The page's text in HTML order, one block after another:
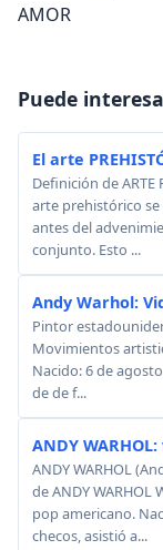
AMOR
Puede
El arte
Definición de ARTE
arte prehistórico
antes del
conjunto. Esto ...
Andy Warhol:
Pintor
Movimientos
Nacido: 6 de
de de f...
ANDY
ANDY WARHOL
de ANDY
pop americano.
checos, asistió a...